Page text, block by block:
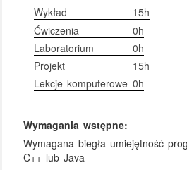
Wykład
15h
Ćwiczenia
0h
Laboratorium
0h
Projekt
15h
Lekcje komputerowe 0h
Wymagania wstępne:
Wymagana biegła umiejętność
C++ lub Java